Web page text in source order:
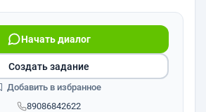
89086842622
Начать диалог
Создать задание
Добавить в избранное